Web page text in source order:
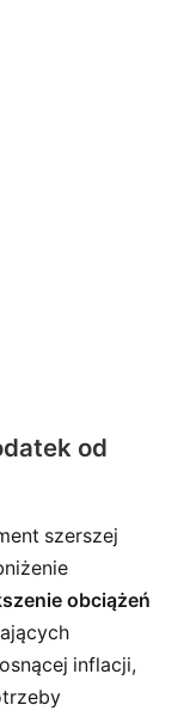
od
szerszej
obciążeń
inflacji,